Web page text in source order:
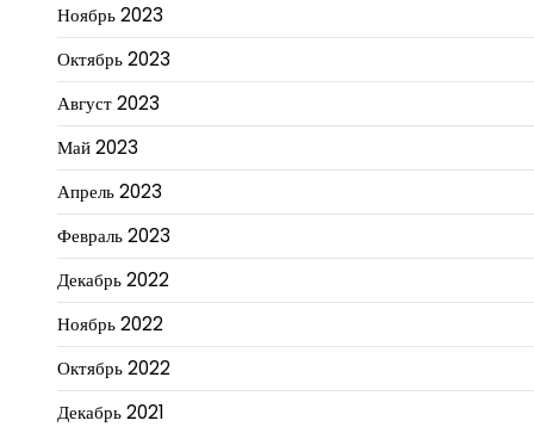
Ноябрь 2023
Октябрь 2023
Август 2023
Май 2023
Апрель 2023
Февраль 2023
Декабрь 2022
Ноябрь 2022
Октябрь 2022
Декабрь 2021